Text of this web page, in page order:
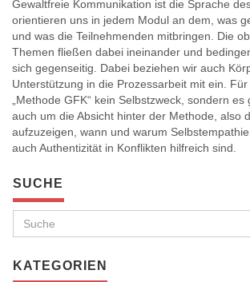
Gewaltfreie Kommunikation ist die Sprache
orientieren uns in jedem Modul an dem, was
und was die Teilnehmenden mitbringen. Die
Themen fließen dabei ineinander und
sich gegenseitig. Dabei beziehen wir auch
Unterstützung in die Prozessarbeit mit ein. Für
„Methode GFK“ kein Selbstzweck, sondern
auch um die Absicht hinter der Methode, also
aufzuzeigen, wann und warum
auch Authentizität in Konflikten hilfreich sind.
SUCHE
KATEGORIEN